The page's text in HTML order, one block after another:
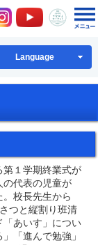
Facebook
代町X
八千代町Instagram
八千代町
八千
Language
１学期終業式が
の代表の児童が
。校長先生から
つと縦割り班清
あいす」につい
「進んで勉強」